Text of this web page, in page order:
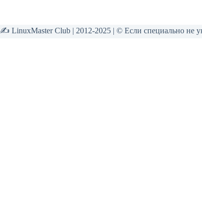
✍ LinuxMaster Club | 2012-2025 | © Если специально не